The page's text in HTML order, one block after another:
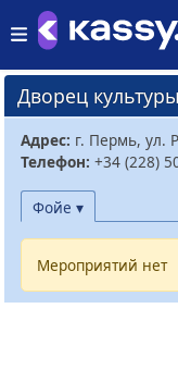
Дворец
Адрес: г. Пермь, ул.
Телефон: +34 (228)
Фойе ▾
Мероприятий нет